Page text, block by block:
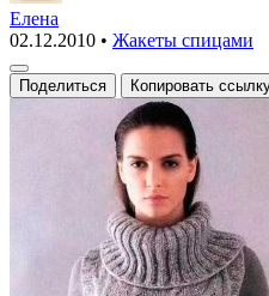
жилет
с
косами
Елена
02.12.2010 • Жакеты спицами
Поделиться Копировать